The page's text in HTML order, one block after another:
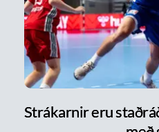
Strákarnir eru